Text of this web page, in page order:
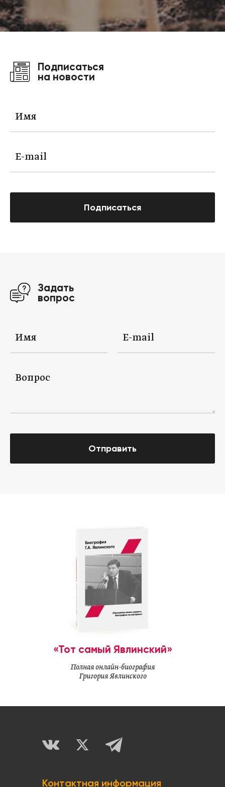
Подписаться
на новости
Подписаться
Задать
вопрос
Отправить
«Тот самый Явлинский»
Полная онлайн-биография
Григория Явлинского
Контактная информация